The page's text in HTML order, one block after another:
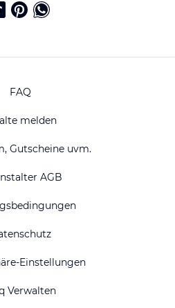
FAQ
melden
Gutscheine uvm.
AGB
Einstellungen
Verwalten